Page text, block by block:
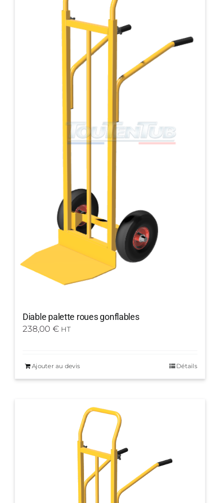
Diable palette roues gonflables
238,00 € HT
Ajouter au devis Détails